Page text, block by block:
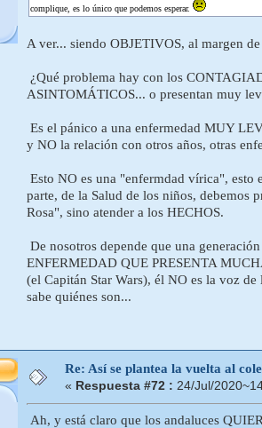
complique, es lo único que podemos esperar.
A ver... siendo OBJETIVOS, al margen
¿Qué problema hay con los
ASINTOMÁTICOS... o presentan muy
Es el pánico a una enfermedad MUY
y NO la relación con otros años, otras
Esto NO es una "enfermdad vírica", esto
parte, de la Salud de los niños, debemos
Rosa", sino atender a los HECHOS.
De nosotros depende que una
ENFERMEDAD QUE PRESENTA
(el Capitán Star Wars), él NO es la voz
sabe quiénes son...
Re: Así se plantea la vuelta al
« Respuesta #72 : 24/Jul/
Ah, y está claro que los andaluces